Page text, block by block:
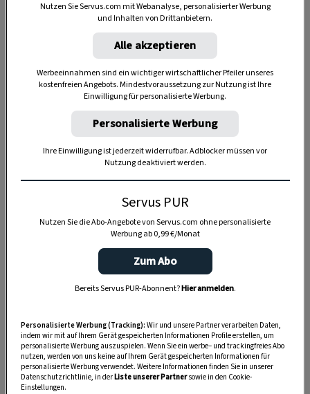
SPEICHERN DRUCKEN
Zutaten für den Biskuit
Nutzen Sie Servus.com mit Webanalyse, personalisierter Werbung
und Inhalten von Drittanbietern.
Alle akzeptieren
Werbeeinnahmen sind ein wichtiger wirtschaftlicher Pfeiler unseres
kostenfreien Angebots. Mindestvoraussetzung zur Nutzung ist Ihre
Einwilligung für personalisierte Werbung.
Personalisierte Werbung
Ihre Einwilligung ist jederzeit widerrufbar. Adblocker müssen vor
Nutzung deaktiviert werden.
Servus PUR
Nutzen Sie die Abo-Angebote von Servus.com ohne personalisierte
Werbung ab 0,99 €/Monat
Zum Abo
Bereits Servus PUR-Abonnent?Hier anmelden.
Personalisierte Werbung (Tracking): Wir und unsere Partner verarbeiten Daten,
indem wir mit auf Ihrem Gerät gespeicherten Informationen Profile erstellen, um
personalisierte Werbung auszuspielen. Wenn Sie ein werbe– und trackingfreies Abo
nutzen, werden von uns keine auf Ihrem Gerät gespeicherten Informationen für
personalisierte Werbung verwendet. Weitere Informationen finden Sie in unserer
Datenschutzrichtlinie, in derListe unserer Partnersowie in den Cookie-
Einstellungen.